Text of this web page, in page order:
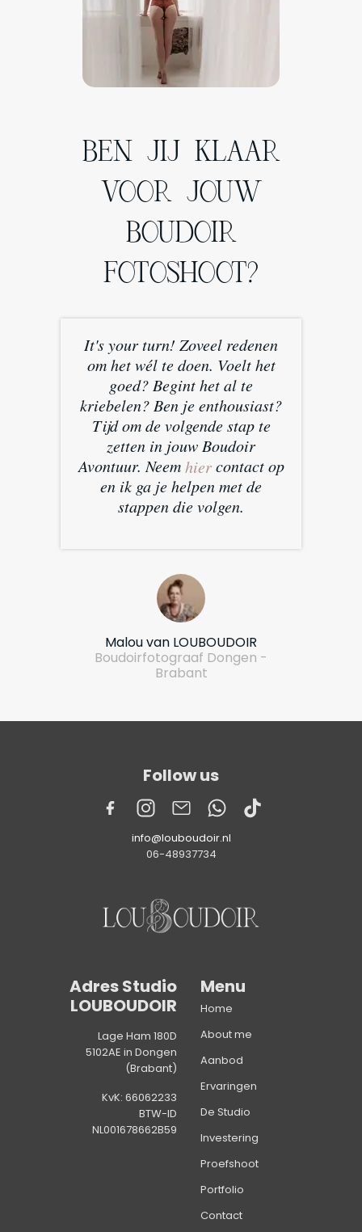
BEN JIJ KLAAR
VOOR JOUW
BOUDOIR
FOTOSHOOT?
It's your turn! Zoveel redenen
om het wél te doen. Voelt het
goed? Begint het al te
kriebelen? Ben je enthousiast?
Tijd om de volgende stap te
zetten in jouw Boudoir
Avontuur. Neemhiercontact op
en ik ga je helpen met de
stappen die volgen.
Malou van LOUBOUDOIR
Boudoirfotograaf Dongen -
Brabant
Follow us
Menu
Home
About me
Aanbod
Ervaringen
De Studio
Investering
Proefshoot
Portfolio
Contact
Adres Studio
LOUBOUDOIR
Lage Ham 180D
5102AE in Dongen
(Brabant)
KvK: 66062233
BTW-ID
NL001678662B59
info@louboudoir.nl
06-48937734